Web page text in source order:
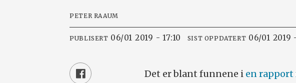
PETER RAAUM
PUBLISERT 06/01 2019 - 17:10 SIST OPPDATERT 06/01 2019
Det er blant funnene i en